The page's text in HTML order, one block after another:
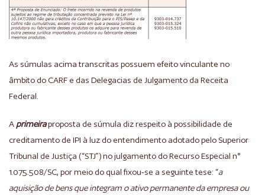
As súmulas acima transcritas possuem efeito vinculante no
âmbito do CARF e das Delegacias de Julgamento da Receita
Federal.
A primeiraproposta de súmula diz respeito à possibilidade de
creditamento de IPI à luz do entendimento adotado pelo Superior
Tribunal de Justiça (“STJ”) no julgamento do Recurso Especial n°
1.075.508/SC, por meio do qual fixou-se a seguinte tese: “a
aquisição de bens que integram o ativo permanente da empresa ou